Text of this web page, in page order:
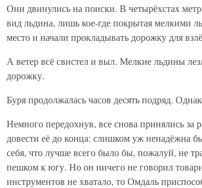
Они двинулись на поиски. В четырёхстах
вид льдина, лишь кое-где покрытая мелкими
место и начали прокладывать дорожку для
А ветер всё свистел и выл. Мелкие льдины
дорожку.
Буря продолжалась часов десять подряд.
Немного передохнув, все снова принялись за
довести её до конца: слишком уж ненадёжна
себя, что лучше всего было бы, пожалуй, не
пешком к югу. Но он ничего не говорил
инструментов не хватало, то Омдаль